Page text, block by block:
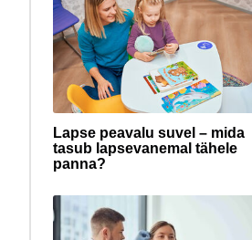
Lapse peavalu suvel – mida
tasub lapsevanemal tähele
panna?